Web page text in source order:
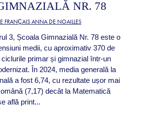
NR. 78
FRANÇAIS ANNA DE NOAILLES
3, Școala Gimnazială Nr. 78 este o
medii, cu aproximativ 370 de
primar și gimnazial într-un
În 2024, media generală la
a fost 6,74, cu rezultate ușor mai
(7,17) decât la Matematică
află print...